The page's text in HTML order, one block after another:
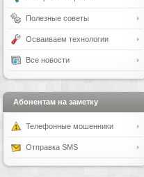
Полезные советы
Осваиваем технологии
Все новости
Абонентам на заметку
Телефонные мошенники
Отправка SMS